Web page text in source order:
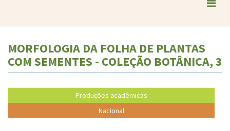
MORFOLOGIA DA FOLHA DE PLANTAS
COM SEMENTES - COLEÇÃO BOTÂNICA, 3
Produções acadêmicas
Nacional